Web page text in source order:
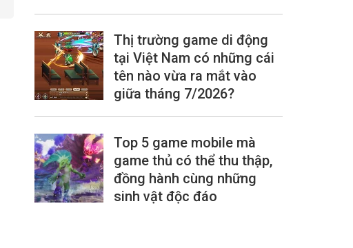
Thị trường game di động
tại Việt Nam có những cái
tên nào vừa ra mắt vào
giữa tháng 7/2026?
Top 5 game mobile mà
game thủ có thể thu thập,
đồng hành cùng những
sinh vật độc đáo